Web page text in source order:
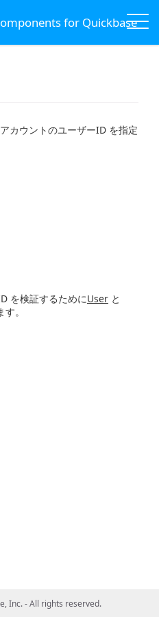
for Quickbase
カウントのユーザーID を指定
を検証するためにUser と
。
Inc. - All rights reserved.